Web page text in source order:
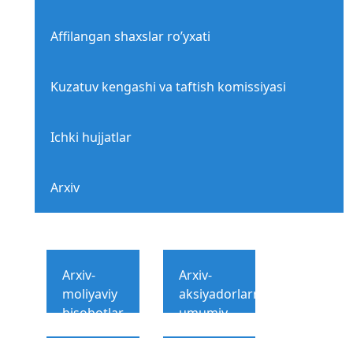
Affilangan shaxslar ro’yxati
Kuzatuv kengashi va taftish komissiyasi
Ichki hujjatlar
Arxiv
Arxiv-
moliyaviy
hisobotlar
Arxiv-
aksiyadorlarning
umumiy